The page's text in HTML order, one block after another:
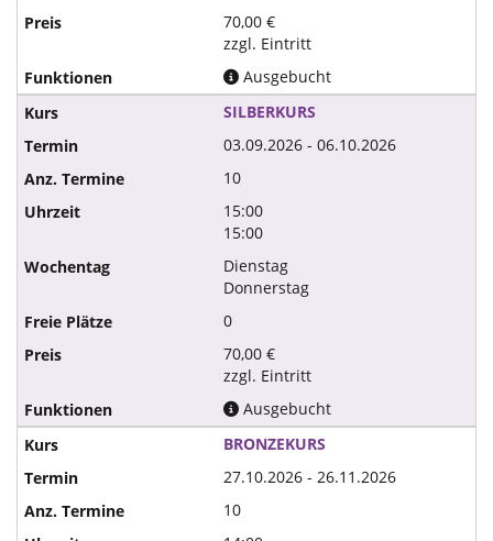
70,00 €
zzgl. Eintritt
Ausgebucht
SILBERKURS
03.09.2026 - 06.10.2026
10
15:00
15:00
Dienstag
Donnerstag
0
70,00 €
zzgl. Eintritt
Ausgebucht
BRONZEKURS
27.10.2026 - 26.11.2026
10